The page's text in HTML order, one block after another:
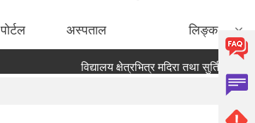
पाेर्टल अस्पताल लिङ्क
विद्यालय क्षेत्रभित्र मदिरा तथा सुर्तिजन्य